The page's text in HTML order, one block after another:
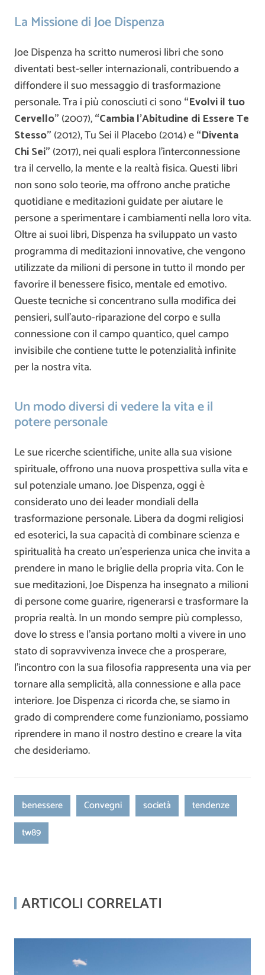
La Missione di Joe Dispenza
Joe Dispenza ha scritto numerosi libri che sono
diventati best-seller internazionali, contribuendo a
diffondere il suo messaggio di trasformazione
personale. Tra i più conosciuti ci sono“Evolvi il tuo
Cervello” (2007),“Cambia l’Abitudine di Essere Te
Stesso” (2012), Tu Sei il Placebo (2014) e“Diventa
Chi Sei” (2017), nei quali esplora l’interconnessione
tra il cervello, la mente e la realtà fisica. Questi libri
non sono solo teorie, ma offrono anche pratiche
quotidiane e meditazioni guidate per aiutare le
persone a sperimentare i cambiamenti nella loro vita.
Oltre ai suoi libri, Dispenza ha sviluppato un vasto
programma di meditazioni innovative, che vengono
utilizzate da milioni di persone in tutto il mondo per
favorire il benessere fisico, mentale ed emotivo.
Queste tecniche si concentrano sulla modifica dei
pensieri, sull’auto-riparazione del corpo e sulla
connessione con il campo quantico, quel campo
invisibile che contiene tutte le potenzialità infinite
per la nostra vita.
Un modo diversi di vedere la vita e il
potere personale
Le sue ricerche scientifiche, unite alla sua visione
spirituale, offrono una nuova prospettiva sulla vita e
sul potenziale umano. Joe Dispenza, oggi è
considerato uno dei leader mondiali della
trasformazione personale. Libera da dogmi religiosi
ed esoterici, la sua capacità di combinare scienza e
spiritualità ha creato un’esperienza unica che invita a
prendere in mano le briglie della propria vita. Con le
sue meditazioni, Joe Dispenza ha insegnato a milioni
di persone come guarire, rigenerarsi e trasformare la
propria realtà. In un mondo sempre più complesso,
dove lo stress e l’ansia portano molti a vivere in uno
stato di sopravvivenza invece che a prosperare,
l’incontro con la sua filosofia rappresenta una via per
tornare alla semplicità, alla connessione e alla pace
interiore. Joe Dispenza ci ricorda che, se siamo in
grado di comprendere come funzioniamo, possiamo
riprendere in mano il nostro destino e creare la vita
che desideriamo.
benessere Convegni società
tendenze
tw89
ARTICOLI CORRELATI